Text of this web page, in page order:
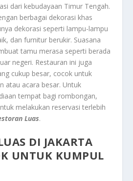
dari kebudayaan Timur Tengah.
berbagai dekorasi khas
dekorasi seperti lampu-lampu
dan furnitur berukir. Suasana
tamu merasa seperti berada
negeri. Restauran ini juga
cukup besar, cocok untuk
atau acara besar. Untuk
tempat bagi rombongan,
melakukan reservasi terlebih
Luas.
DI JAKARTA
UNTUK KUMPUL